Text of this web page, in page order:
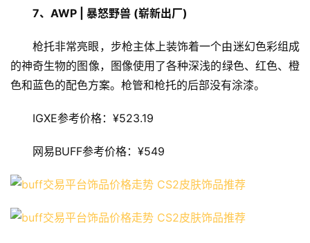
7、 AWP | 暴怒野兽 (崭新出厂)
枪托非常亮眼，步枪主体上装饰着一个由迷幻色彩组成
的神奇生物的图像，图像使用了各种深浅的绿色、红色、橙
色和蓝色的配色方案。枪管和枪托的后部没有涂漆。
IGXE参考价格：¥523.19
网易BUFF参考价格：¥549